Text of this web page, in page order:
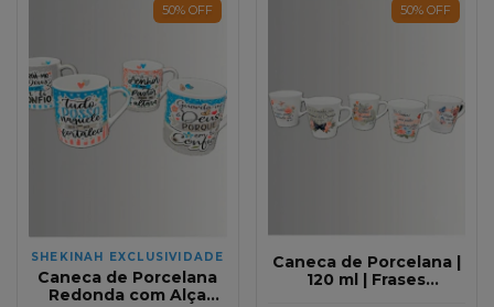
50% OFF
SHEKINAH EXCLUSIVIDADE
Caneca de Porcelana
Redonda com Alça
50% OFF
Caneca de Porcelana |
120 ml | Frases